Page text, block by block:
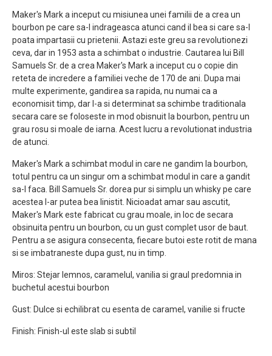
Maker's Mark a inceput cu misiunea unei familii de a crea un
bourbon pe care sa-l indrageasca atunci cand il bea si care sa-l
poata impartasii cu prietenii. Astazi este greu sa revolutionezi
ceva, dar in 1953 asta a schimbat o industrie. Cautarea lui Bill
Samuels Sr. de a crea Maker's Mark a inceput cu o copie din
reteta de incredere a familiei veche de 170 de ani. Dupa mai
multe experimente, gandirea sa rapida, nu numai ca a
economisit timp, dar l-a si determinat sa schimbe traditionala
secara care se foloseste in mod obisnuit la bourbon, pentru un
grau rosu si moale de iarna. Acest lucru a revolutionat industria
de atunci.
Maker's Mark a schimbat modul in care ne gandim la bourbon,
totul pentru ca un singur om a schimbat modul in care a gandit
sa-l faca. Bill Samuels Sr. dorea pur si simplu un whisky pe care
acestea l-ar putea bea linistit. Nicioadat amar sau ascutit,
Maker's Mark este fabricat cu grau moale, in loc de secara
obsinuita pentru un bourbon, cu un gust complet usor de baut.
Pentru a se asigura consecenta, fiecare butoi este rotit de mana
si se imbatraneste dupa gust, nu in timp.
Miros: Stejar lemnos, caramelul, vanilia si graul predomnia in
buchetul acestui bourbon
Gust: Dulce si echilibrat cu esenta de caramel, vanilie si fructe
Finish: Finish-ul este slab si subtil